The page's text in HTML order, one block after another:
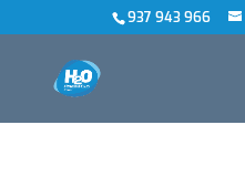
937 943 966